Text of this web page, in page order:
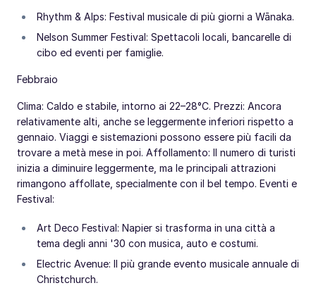
Rhythm & Alps: Festival musicale di più giorni a Wānaka.
Nelson Summer Festival: Spettacoli locali, bancarelle di
cibo ed eventi per famiglie.
Febbraio
Clima: Caldo e stabile, intorno ai 22–28°C. Prezzi: Ancora
relativamente alti, anche se leggermente inferiori rispetto a
gennaio. Viaggi e sistemazioni possono essere più facili da
trovare a metà mese in poi. Affollamento: Il numero di turisti
inizia a diminuire leggermente, ma le principali attrazioni
rimangono affollate, specialmente con il bel tempo. Eventi e
Festival:
Art Deco Festival: Napier si trasforma in una città a
tema degli anni '30 con musica, auto e costumi.
Electric Avenue: Il più grande evento musicale annuale di
Christchurch.